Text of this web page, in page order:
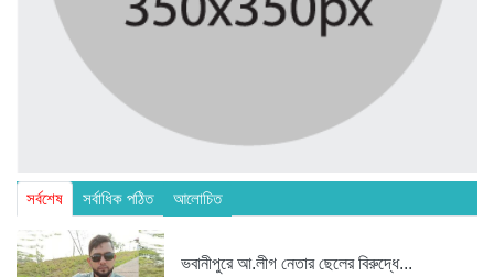
সর্বশেষ সর্বাধিক পঠিত আলোচিত
ভবানীপুরে আ.লীগ নেতার ছেলের বিরুদ্ধে...